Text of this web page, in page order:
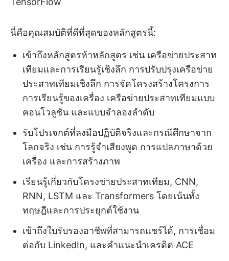
นี่คือคุณสมบัติที่ดีที่สุดของหลักสูตรนี้:
เข้าถึงหลักสูตรห้าหลักสูตร เช่น เครือข่ายประสาท
เทียมและการเรียนรู้เชิงลึก การปรับปรุงเครือข่าย
ประสาทเทียมเชิงลึก การจัดโครงสร้างโครงการ
การเรียนรู้ของเครื่อง เครือข่ายประสาทเทียมแบบ
คอนโวลูชัน และแบบจำลองลำดับ
รับโปรเจกต์ที่ลงมือปฏิบัติจริงและกรณีศึกษาจาก
โลกจริง เช่น การรู้จำเสียงพูด การแปลภาษาด้วย
เครื่อง และการสร้างภาพ
เรียนรู้เกี่ยวกับโครงข่ายประสาทเทียม, CNN,
RNN, LSTM และ Transformers โดยเน้นทั้ง
ทฤษฎีและการประยุกต์ใช้งาน
เข้าถึงใบรับรองอาชีพที่สามารถแชร์ได้, การเชื่อม
ต่อกับ LinkedIn, และคำแนะนำเครดิต ACE